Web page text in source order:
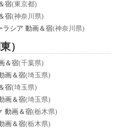
宿(東京都)
宿(神奈川県)
ラシア 動画＆宿(神奈川県)
）
＆宿(千葉県)
画＆宿(埼玉県)
宿(埼玉県)
画＆宿(埼玉県)
動画＆宿(栃木県)
画＆宿(栃木県)